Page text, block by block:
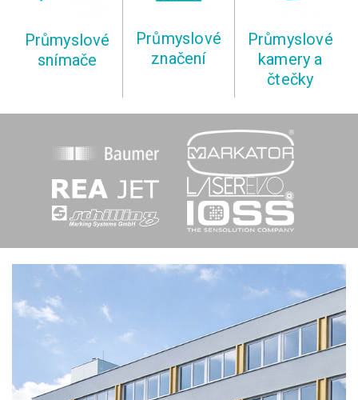
Průmyslové
snímače
Průmyslové
značení
Průmyslové
kamery a
čtečky